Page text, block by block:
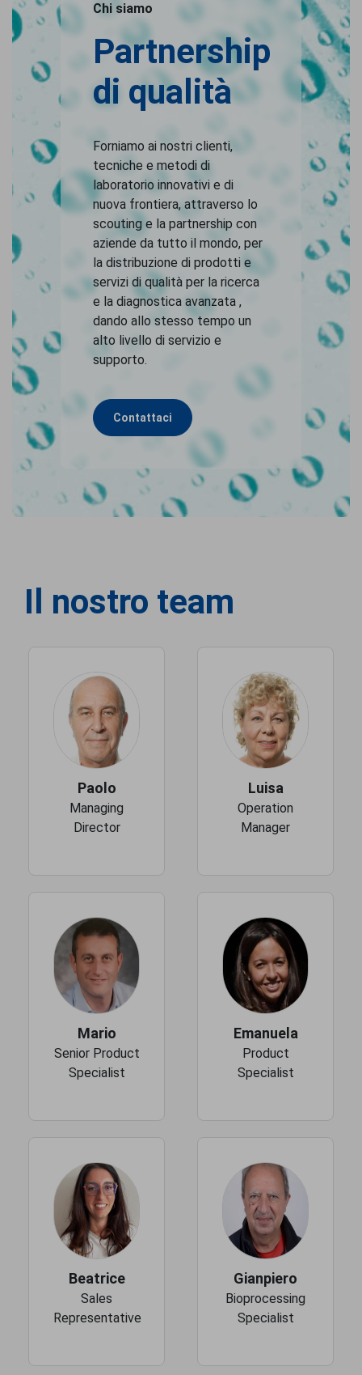
Chi siamo
Partnership
di qualità
Forniamo ai nostri clienti,
tecniche e metodi di
laboratorio innovativi e di
nuova frontiera, attraverso lo
scouting e la partnership con
aziende da tutto il mondo, per
la distribuzione di prodotti e
servizi di qualità per la ricerca
e la diagnostica avanzata ,
dando allo stesso tempo un
alto livello di servizio e
supporto.
Contattaci
Il nostro team
Paolo
Managing
Director
Luisa
Operation
Manager
Mario
Senior Product
Specialist
Emanuela
Product
Specialist
Beatrice
Sales
Representative
Gianpiero
Bioprocessing
Specialist